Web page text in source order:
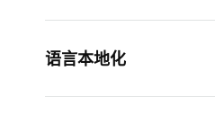
语言本地化